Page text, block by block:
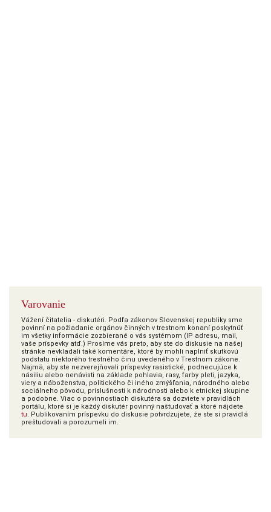
Varovanie
Vážení čitatelia - diskutéri. Podľa zákonov Slovenskej republiky sme
povinní na požiadanie orgánov činných v trestnom konaní poskytnúť
im všetky informácie zozbierané o vás systémom (IP adresu, mail,
vaše príspevky atď.) Prosíme vás preto, aby ste do diskusie na našej
stránke nevkladali také komentáre, ktoré by mohli naplniť skutkovú
podstatu niektorého trestného činu uvedeného v Trestnom zákone.
Najmä, aby ste nezverejňovali príspevky rasistické, podnecujúce k
násiliu alebo nenávisti na základe pohlavia, rasy, farby pleti, jazyka,
viery a náboženstva, politického či iného zmýšľania, národného alebo
sociálneho pôvodu, príslušnosti k národnosti alebo k etnickej skupine
a podobne. Viac o povinnostiach diskutéra sa dozviete v pravidlách
portálu, ktoré si je každý diskutér povinný naštudovať a ktoré nájdete
tu. Publikovaním príspevku do diskusie potvrdzujete, že ste si pravidlá
preštudovali a porozumeli im.